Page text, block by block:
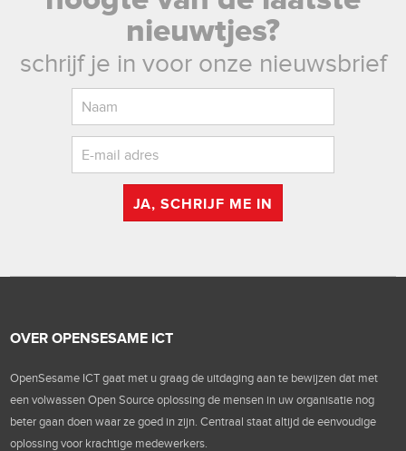
nieuwtjes?
schrijf je in voor onze nieuwsbrief
JA, SCHRIJF ME IN
OVER OPENSESAME ICT
OpenSesame ICT gaat met u graag de uitdaging aan te bewijzen dat met
een volwassen Open Source oplossing de mensen in uw organisatie nog
beter gaan doen waar ze goed in zijn. Centraal staat altijd de eenvoudige
oplossing voor krachtige medewerkers.